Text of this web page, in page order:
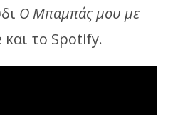
Ο Μπαμπάς μου με
το Spotify.